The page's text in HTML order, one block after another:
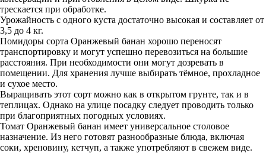
трескается при обработке.
Урожайность с одного куста достаточно высокая и составляет от
3,5 до 4 кг.
Помидоры сорта Оранжевый банан хорошо переносят
транспортировку и могут успешно перевозиться на большие
расстояния. При необходимости они могут дозревать в
помещении. Для хранения лучше выбирать тёмное, прохладное
и сухое место.
Выращивать этот сорт можно как в открытом грунте, так и в
теплицах. Однако на улице посадку следует проводить только
при благоприятных погодных условиях.
Томат Оранжевый банан имеет универсальное столовое
назначение. Из него готовят разнообразные блюда, включая
соки, хреновину, кетчуп, а также употребляют в свежем виде.